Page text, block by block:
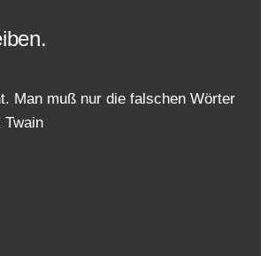
Man muß nur die falschen Wörter
Twain